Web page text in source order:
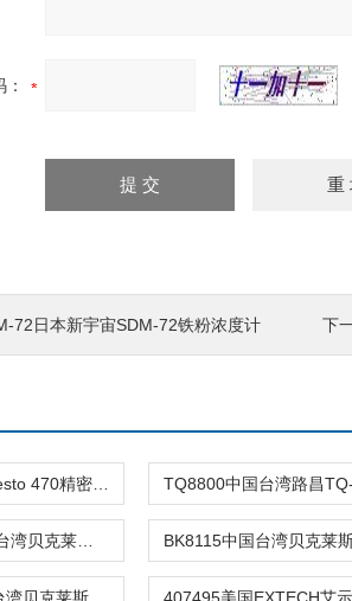
72日本新宇宙SDM-72铁粉浓度计 下